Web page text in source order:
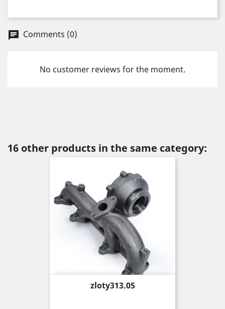
chat Comments (0)
No customer reviews for the moment.
16 other products in the same category:
Price
zloty313.05